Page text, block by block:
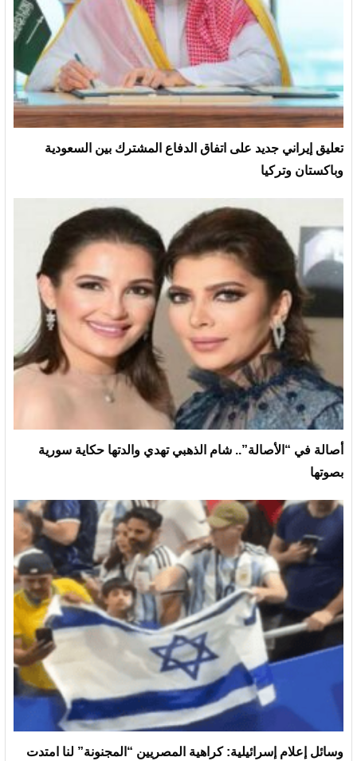
تعليق إيراني جديد على اتفاق الدفاع المشترك بين السعودية
وباكستان وتركيا
أصالة في “الأصالة”.. شام الذهبي تهدي والدتها حكاية سورية
بصوتها
وسائل إعلام إسرائيلية: كراهية المصريين “المجنونة” لنا امتدت